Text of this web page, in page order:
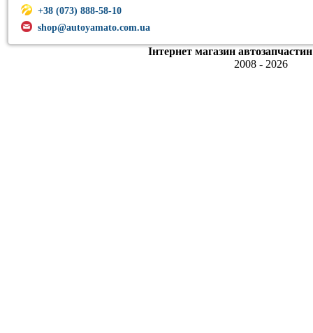
+38 (073) 888-58-10
shop@autoyamato.com.ua
Інтернет магазин
2008 - 2026